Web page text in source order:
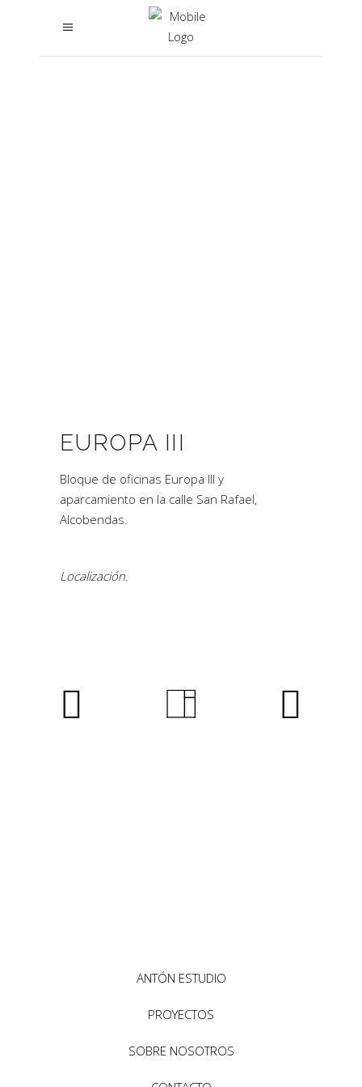
EUROPA III
Bloque de oficinas Europa III y
aparcamiento en la calle San Rafael,
Alcobendas.
Localización.
ANTÓN ESTUDIO
PROYECTOS
SOBRE NOSOTROS